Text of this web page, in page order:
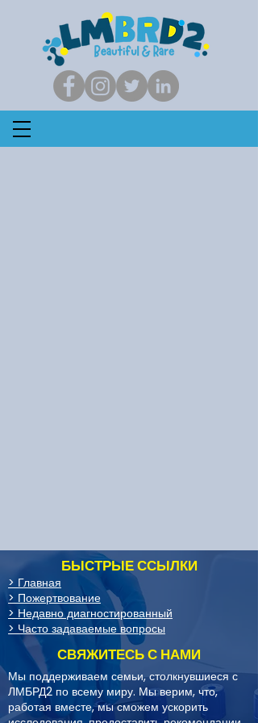
БЫСТРЫЕ ССЫЛКИ
> Главная
> Пожертвование
> Недавно диагностированный
> Часто задаваемые вопросы
СВЯЖИТЕСЬ С НАМИ
Мы поддерживаем семьи, столкнувшиеся с
ЛМБРД2 по всему миру. Мы верим, что,
работая вместе, мы сможем ускорить